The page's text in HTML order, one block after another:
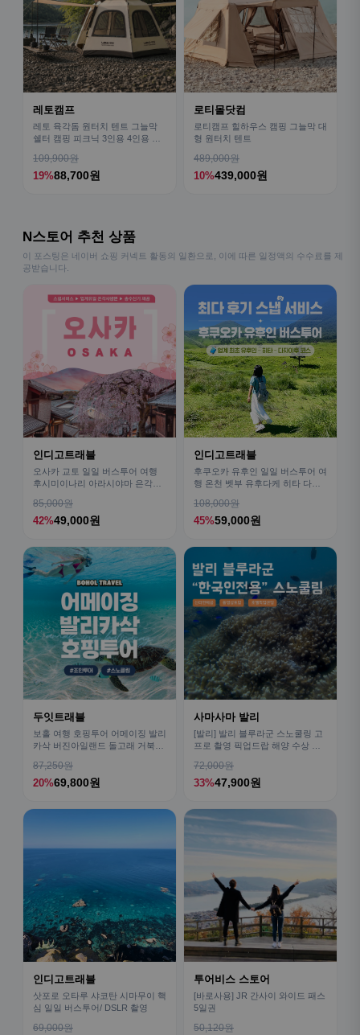
레토캠프
레토 육각돔 원터치 텐트 그늘막
쉘터 캠핑 피크닉 3인용 4인용 패
109,900원
19%88,700원
로티몰닷컴
로티캠프 힐하우스 캠핑 그늘막 대
형 원터치 텐트
489,000원
10%439,000원
N스토어 추천 상품
이 포스팅은 네이버 쇼핑 커넥트 활동의 일환으로, 이에 따른 일정액의 수수료를 제
공받습니다.
인디고트래블
오사카 교토 일일 버스투어 여행
후시미이나리 아라시야마 은각사
85,000원
42%49,000원
인디고트래블
후쿠오카 유후인 일일 버스투어 여
행 온천 벳부 유후다케 히타 다자
108,000원
45%59,000원
두잇트래블
보홀 여행 호핑투어 어메이징 발리
카삭 버진아일랜드 돌고래 거북이
87,250원
20%69,800원
사마사마 발리
[발리] 발리 블루라군 스노쿨링 고
프로 촬영 픽업드랍 해양 수상 액
72,000원
33%47,900원
인디고트래블
삿포로 오타루 샤코탄 시마무이 핵
심 일일 버스투어/ DSLR 촬영
69,000원
투어비스 스토어
[바로사용] JR 간사이 와이드 패스
5일권
50,120원